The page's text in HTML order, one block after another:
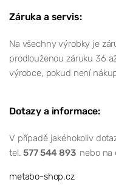
Záruka a servis:
Na všechny výrobky je
prodlouženou záruku 36
výrobce, pokud není
Dotazy a informace:
V případě jakéhokoliv
tel.577 544 893 nebo na
metabo-shop.cz